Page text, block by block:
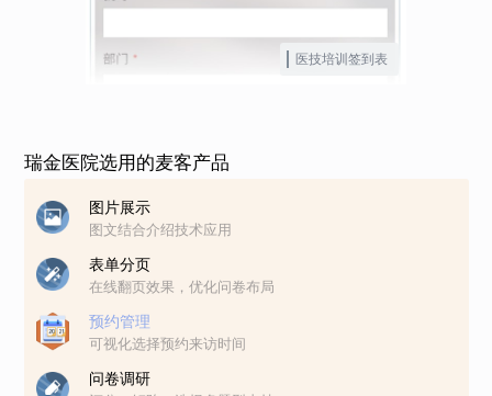
医技培训签到表
瑞金医院选用的麦客产品
图片展示
图文结合介绍技术应用
表单分页
在线翻页效果，优化问卷布局
预约管理
可视化选择预约来访时间
问卷调研